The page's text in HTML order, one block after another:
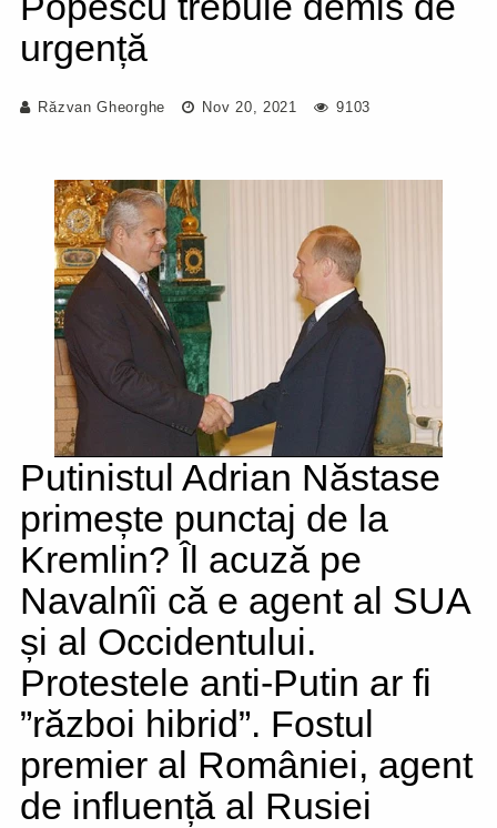
urgență
Răzvan Gheorghe Nov 20, 2021 9103
Putinistul Adrian Năstase
primește punctaj de la
Kremlin? Îl acuză pe
Navalnîi că e agent al SUA
și al Occidentului.
Protestele anti-Putin ar fi
”război hibrid”. Fostul
premier al României, agent
de influență al Rusiei